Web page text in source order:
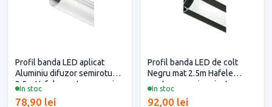
In stoc
Profil banda LED aplicat
Aluminiu difuzor semirotund
2.5m Hafele pentru casa si
78,90 lei
In stoc
Profil banda LED de colt
Negru mat 2.5m Hafele
pentru casa si proiecte
92,00 lei